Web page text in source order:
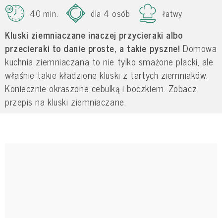
40 min.
dla 4 osób łatwy
Kluski ziemniaczane inaczej przycieraki albo
przecieraki to danie proste, a takie pyszne! Domowa
kuchnia ziemniaczana to nie tylko smażone placki, ale
właśnie takie kładzione kluski z tartych ziemniaków.
Koniecznie okraszone cebulką i boczkiem. Zobacz
przepis na kluski ziemniaczane.